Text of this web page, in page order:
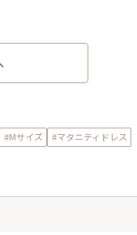
#Mサイズ
#マタニティドレス